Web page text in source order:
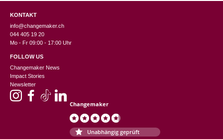
KONTAKT
info@changemaker.ch
044 405 19 20
Mo - Fr 09:00 - 17:00 Uhr
FOLLOW US
Changemaker News
Impact Stories
Newsletter
Changemaker
Unabhängig geprüft